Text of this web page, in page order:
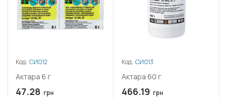
Код: СИ012
Актара 6 г
47.28 грн
Код: СИ013
Актара 60 г
466.19 грн